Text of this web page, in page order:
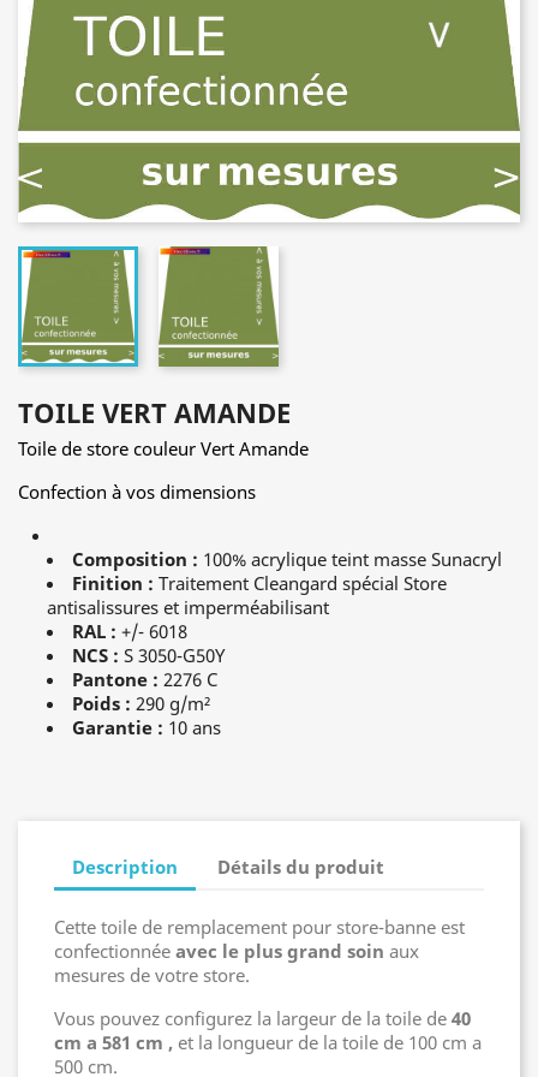
TOILE VERT AMANDE
Toile de store couleur Vert Amande
Confection à vos dimensions
Composition : 100% acrylique teint masse Sunacryl
Finition : Traitement Cleangard spécial Store
antisalissures et imperméabilisant
RAL : +/- 6018
NCS : S 3050-G50Y
Pantone : 2276 C
Poids : 290 g/m²
Garantie : 10 ans
Description Détails du produit
Cette toile de remplacement pour store-banne est
confectionnée avec le plus grand soin aux
mesures de votre store.
Vous pouvez configurez la largeur de la toile de 40
cm a 581 cm , et la longueur de la toile de 100 cm a
500 cm.